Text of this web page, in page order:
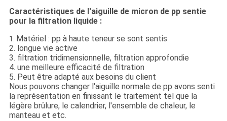
Caractéristiques de l'aiguille de micron de pp sentie
pour la filtration liquide :
1. Matériel : pp à haute teneur se sont sentis
2. longue vie active
3. filtration tridimensionnelle, filtration approfondie
4. une meilleure efficacité de filtration
5. Peut être adapté aux besoins du client
Nous pouvons changer l'aiguille normale de pp avons senti
la représentation en finissant le traitement tel que la
légère brûlure, le calendrier, l'ensemble de chaleur, le
manteau et etc.